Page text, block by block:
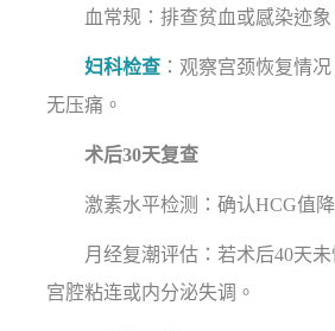
血常规：排查贫血或感染迹象
妇科检查 ：观察宫颈恢复情
无压痛。
术后30天复查
激素水平检测：确认HCG值降
月经复潮评估：若术后40天未
宫腔粘连或内分泌失调。